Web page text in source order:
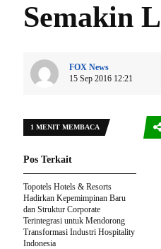
Semakin
FOX News
15 Sep 2016 12:21
1 MENIT MEMBACA
Pos Terkait
Topotels Hotels & Resorts
Hadirkan Kepemimpinan Baru
dan Struktur Corporate
Terintegrasi untuk Mendorong
Transformasi Industri Hospitality
Indonesia